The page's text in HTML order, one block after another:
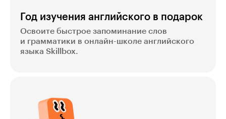
Год изучения английского в подарок
Освоите быстрое запоминание слов
и грамматики в онлайн-школе английского
языка Skillbox.